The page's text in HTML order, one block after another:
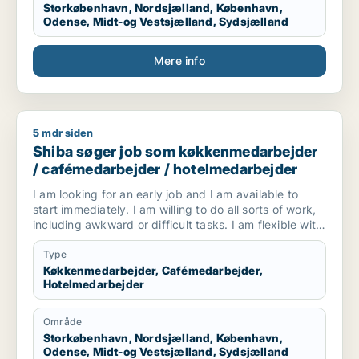
Storkøbenhavn, Nordsjælland, København,
Odense, Midt-og Vestsjælland, Sydsjælland
Mere info
Shiba søger job som køkkenmedarbejder /
5 mdr siden
Shiba søger job som køkkenmedarbejder
/ cafémedarbejder / hotelmedarbejder
I am looking for an early job and I am available to
start immediately. I am willing to do all sorts of work,
including awkward or difficult tasks. I am flexible with
working hours and responsibilities. I work hard, learn
quickly, and always do my best to support my team
and help others with respect and care.
Type
Køkkenmedarbejder, Cafémedarbejder,
Hotelmedarbejder
Område
Storkøbenhavn, Nordsjælland, København,
Odense, Midt-og Vestsjælland, Sydsjælland